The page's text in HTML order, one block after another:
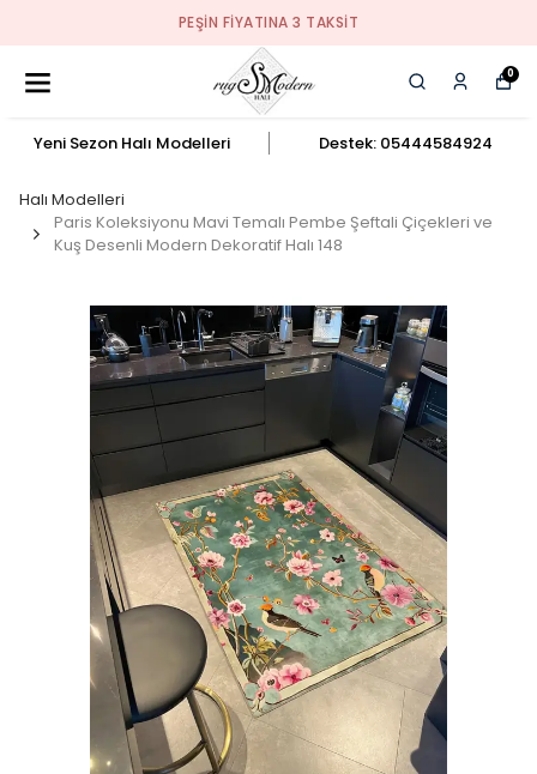
PEŞIN FIYATINA 3 TAKSIT
0
Yeni Sezon Halı Modelleri Destek: 05444584924
Halı Modelleri
Paris Koleksiyonu Mavi Temalı Pembe Şeftali Çiçekleri ve
Kuş Desenli Modern Dekoratif Halı 148